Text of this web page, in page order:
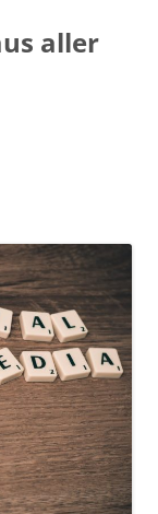
aller